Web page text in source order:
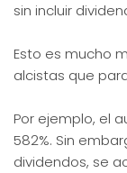
sin incluir
Esto es mucho
alcistas que
Por ejemplo, el
582%. Sin
dividendos, se